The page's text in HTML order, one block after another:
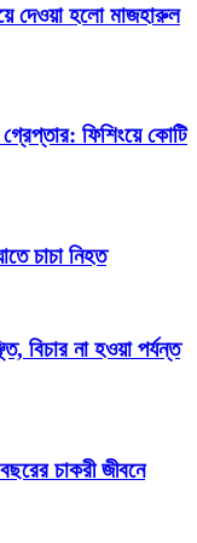
দেওয়া হলো মাজহারুল
গ্রেপ্তার: ফিশিংয়ে কোটি
চাচা নিহত
বিচার না হওয়া পর্যন্ত
চাকরী জীবনে